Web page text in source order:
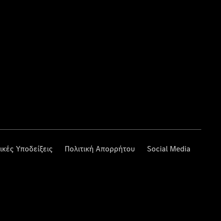
Υποδείξεις Πολιτική Απορρήτου Social Media